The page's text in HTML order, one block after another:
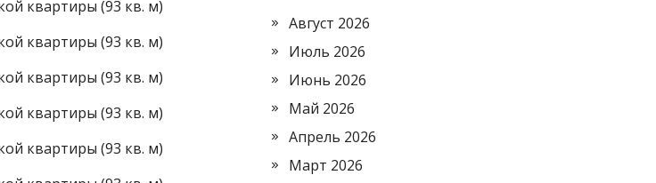
Август 2026
Июль 2026
Июнь 2026
Май 2026
Апрель 2026
Март 2026